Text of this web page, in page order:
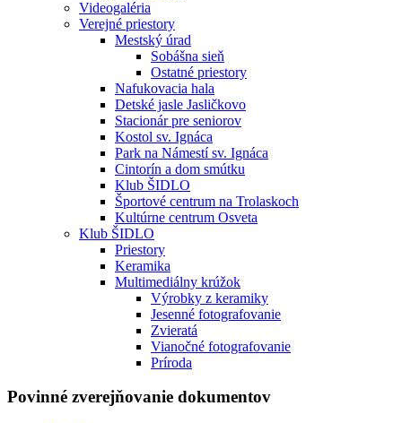
Videogaléria
Verejné priestory
Mestský úrad
Sobášna sieň
Ostatné priestory
Nafukovacia hala
Detské jasle Jasličkovo
Stacionár pre seniorov
Kostol sv. Ignáca
Park na Námestí sv. Ignáca
Cintorín a dom smútku
Klub ŠIDLO
Športové centrum na Trolaskoch
Kultúrne centrum Osveta
Klub ŠIDLO
Priestory
Keramika
Multimediálny krúžok
Výrobky z keramiky
Jesenné fotografovanie
Zvieratá
Vianočné fotografovanie
Príroda
Povinné zverejňovanie dokumentov